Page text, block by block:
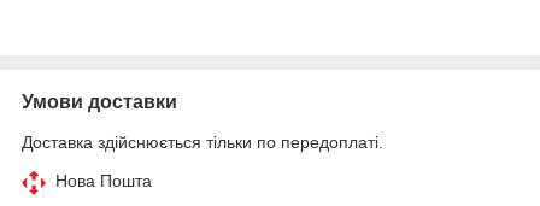
Умови доставки
Доставка здійснюється тільки по передоплаті.
Нова Пошта